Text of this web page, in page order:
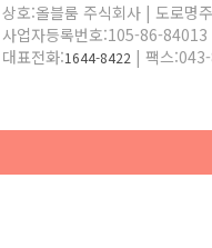
상호:올블룸 주식회사 | 도로명
사업자등록번호:105-86-
대표전화:1644-8422 | 팩스